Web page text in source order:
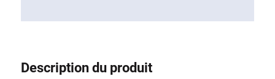
Coulisseaux pivotant
Description du produit